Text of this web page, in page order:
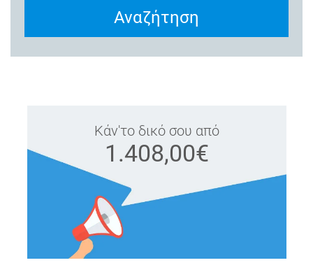
Αναζήτηση
Κάν'το δικό σου από
1.408,00€